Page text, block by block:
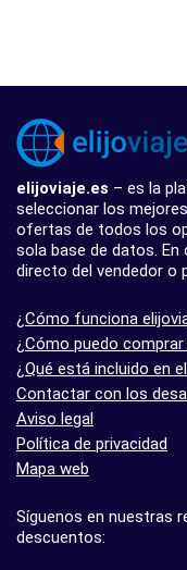
elijoviaje.es – es la
seleccionar los
ofertas de todos los
sola base de datos.
directo del vendedor o
¿Cómo funciona
¿Cómo puedo comprar
¿Qué está incluido en
Contactar con los
Aviso legal
Política de privacidad
Mapa web
Síguenos en nuestras
descuentos: